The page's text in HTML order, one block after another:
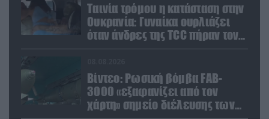
Ταινία τρόμου η κατάσταση στην
Ουκρανία: Γυναίκα ουρλιάζει
όταν άνδρες της TCC πήραν τον
σύντροφό της (βίντεο)
Βίντεο: Ρωσική βόμβα FAB-
3000 «εξαφανίζει από τον
χάρτη» σημείο διέλευσης των